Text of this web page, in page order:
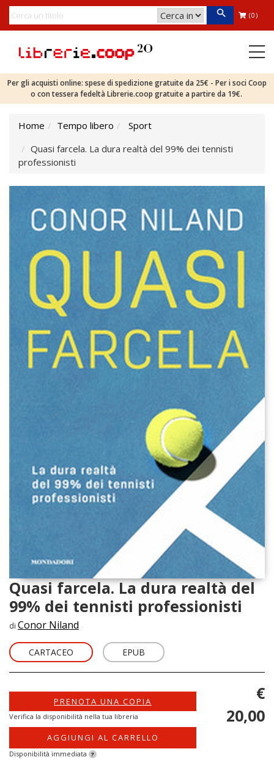
(0)
Per gli acquisti online: spese di spedizione gratuite da 25€ - Per i soci Coop
o con tessera fedeltà Librerie.coop gratuite a partire da 19€.
Home Tempo libero
Sport
Quasi farcela. La dura realtà del 99% dei tennisti
professionisti
Quasi farcela. La dura realtà del
99% dei tennisti professionisti
di Conor Niland
CARTACEO EPUB
PRENOTA UNA COPIA
Verifica la disponibilità nella tua libreria
AGGIUNGI AL CARRELLO
Disponibilità immediata ?
€
20,00